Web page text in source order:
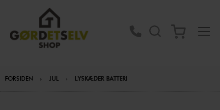
FORSIDEN JUL LYSKÆDER BATTERI